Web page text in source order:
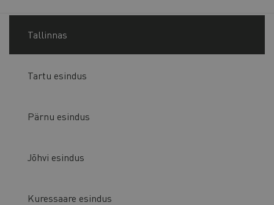
Tallinnas
Tartu esindus
Pärnu esindus
Jõhvi esindus
Kuressaare esindus